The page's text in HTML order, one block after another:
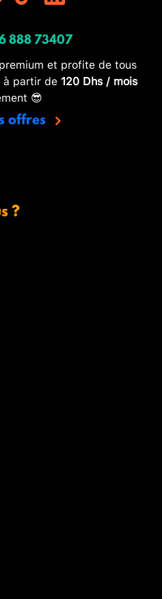
888 73407
et profite de tous
à partir de 120 Dhs / mois
😎
offres
?